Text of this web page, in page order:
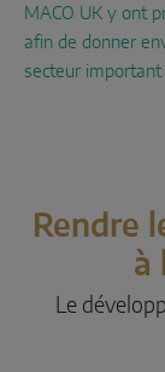
MACO UK y ont
afin de donner
secteur
Rendre
à
Le